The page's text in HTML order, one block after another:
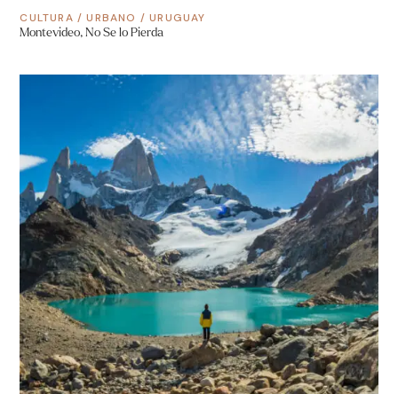
CULTURA /URBANO /URUGUAY
Montevideo, No Se lo Pierda